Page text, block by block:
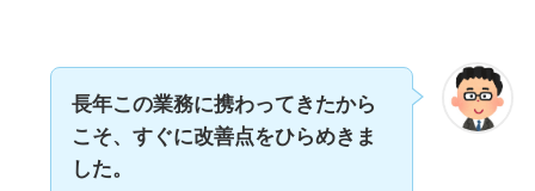
長年この業務に携わってきたから
こそ、すぐに改善点をひらめきま
した。